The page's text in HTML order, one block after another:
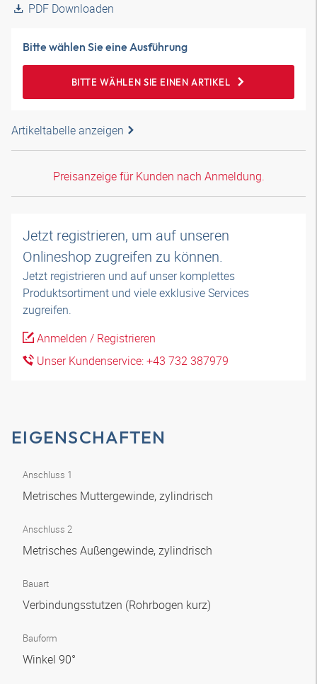
PDF Downloaden
Bitte wählen Sie eine Ausführung
BITTE WÄHLEN SIE EINEN ARTIKEL
Artikeltabelle anzeigen
Preisanzeige für Kunden nach Anmeldung.
Jetzt registrieren, um auf unseren
Onlineshop zugreifen zu können.
Jetzt registrieren und auf unser komplettes
Produktsortiment und viele exklusive Services
zugreifen.
Anmelden / Registrieren
Unser Kundenservice: +43 732 387979
EIGENSCHAFTEN
Anschluss 1
Metrisches Muttergewinde, zylindrisch
Anschluss 2
Metrisches Außengewinde, zylindrisch
Bauart
Verbindungsstutzen (Rohrbogen kurz)
Bauform
Winkel 90°